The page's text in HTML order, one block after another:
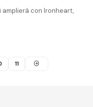
amplierà con Ironheart,
11